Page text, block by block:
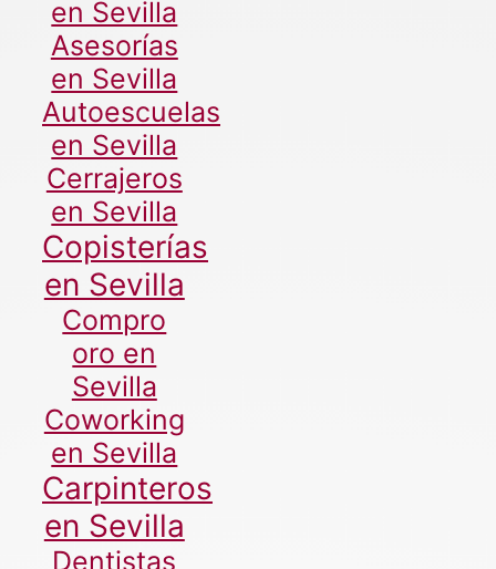
en Sevilla
Asesorías
en Sevilla
Autoescuelas
en Sevilla
Cerrajeros
en Sevilla
Copisterías
en Sevilla
Compro
oro en
Sevilla
Coworking
en Sevilla
Carpinteros
en Sevilla
Dentistas